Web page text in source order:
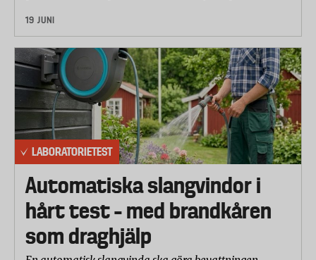
19 JUNI
LABORATORIETEST
Automatiska slangvindor i
hårt test – med brandkåren
som draghjälp